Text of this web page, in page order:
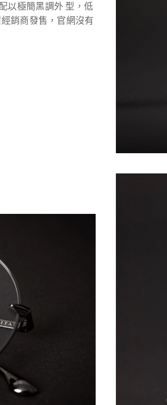
以極簡黑調外 型，低
銷商發售，官網沒有